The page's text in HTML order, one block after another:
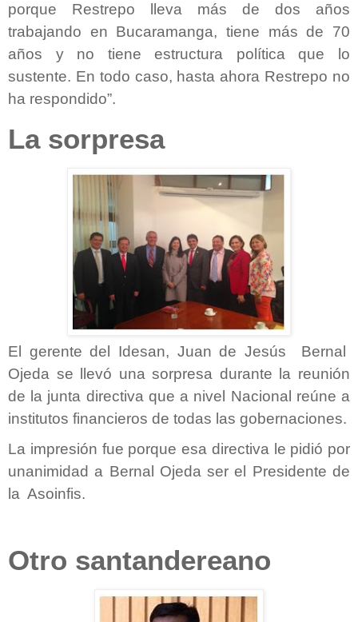
porque Restrepo lleva más de dos años
trabajando en Bucaramanga, tiene más de 70
años y no tiene estructura política que lo
sustente. En todo caso, hasta ahora Restrepo no
ha respondido”.
La sorpresa
El gerente del Idesan, Juan de Jesús Bernal
Ojeda se llevó una sorpresa durante la reunión
de la junta directiva que a nivel Nacional reúne a
institutos financieros de todas las gobernaciones.
La impresión fue porque esa directiva le pidió por
unanimidad a Bernal Ojeda ser el Presidente de
la Asoinfis.
Otro santandereano